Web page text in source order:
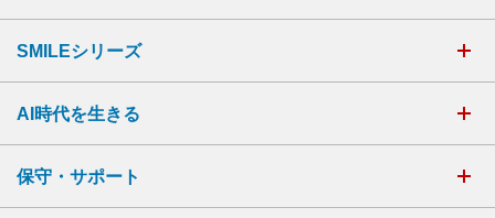
SMILEシリーズ
AI時代を生きる
保守・サポート